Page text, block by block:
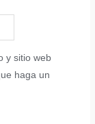
y sitio web
haga un